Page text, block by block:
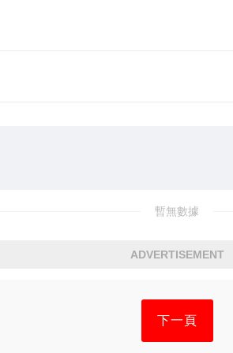
暫無數據
ADVERTISEMENT
下一頁